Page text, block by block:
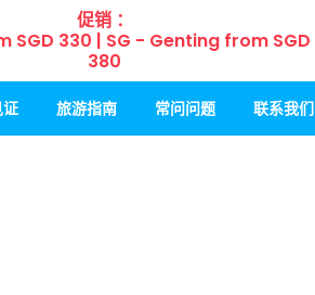
促销 ：
SGD 330 | SG - Genting from SGD
380
旅游指南 常问问题 联系我们